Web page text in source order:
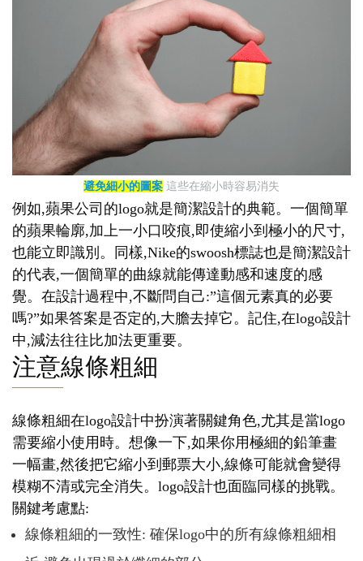
避免細小的圖案 這些在縮小時容易消失
例如,蘋果公司的logo就是簡潔設計的典範。一個簡單
的蘋果輪廓,加上一小口咬痕,即使縮小到極小的尺寸,
也能立即識別。同樣,Nike的swoosh標誌也是簡潔設計
的代表,一個簡單的曲線就能傳達動感和速度的感
覺。在設計過程中,不斷問自己:”這個元素真的必要
嗎?”如果答案是否定的,大膽去掉它。記住,在logo設計
中,減法往往比加法更重要。
注意線條粗細
線條粗細在logo設計中扮演著關鍵角色,尤其是當logo
需要縮小使用時。想像一下,如果你用極細的鉛筆畫
一幅畫,然後把它縮小到郵票大小,線條可能就會變得
模糊不清或完全消失。logo設計也面臨同樣的挑戰。
關鍵考慮點:
線條粗細的一致性: 確保logo中的所有線條粗細相